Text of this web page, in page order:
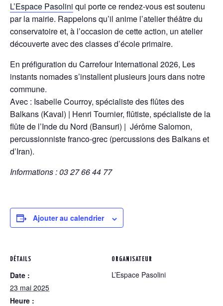
L’Espace Pasolini qui porte ce rendez-vous est soutenu
par la mairie. Rappelons qu’il anime l’atelier théâtre du
conservatoire et, à l’occasion de cette action, un atelier
découverte avec des classes d’école primaire.
En préfiguration du Carrefour International 2026, Les
instants nomades s’installent plusieurs jours dans notre
commune.
Avec : Isabelle Courroy, spécialiste des flûtes des
Balkans (Kaval) | Henri Tournier, flûtiste, spécialiste de la
flûte de l’Inde du Nord (Bansuri) | Jérôme Salomon,
percussionniste franco-grec (percussions des Balkans et
d’Iran).
Informations : 03 27 66 44 77
Ajouter au calendrier
DÉTAILS
Date :
23 mai 2025
Heure :
ORGANISATEUR
L’Espace Pasolini